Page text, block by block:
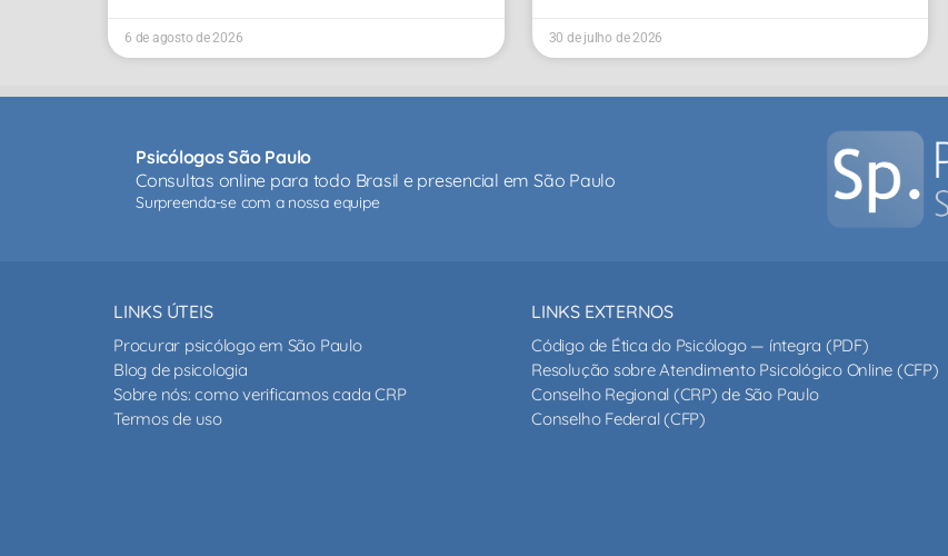
6 de agosto de 2026 30 de julho de 2026
Psicólogos São Paulo
Consultas online para todo Brasil e presencial em São Paulo
Surpreenda-se com a nossa equipe
LINKS ÚTEIS
Procurar psicólogo em São Paulo
Blog de psicologia
Sobre nós: como verificamos cada CRP
Termos de uso
LINKS EXTERNOS
Código de Ética do Psicólogo — íntegra (PDF)
Resolução sobre Atendimento Psicológico Online (CFP)
Conselho Regional (CRP) de São Paulo
Conselho Federal (CFP)